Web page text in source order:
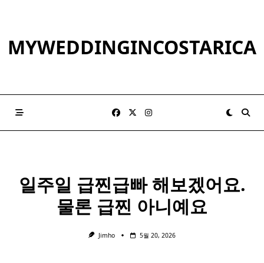
MYWEDDINGINCOSTARICA
일주일 급찐급빠 해보겠어요.
물론 급찐 아니예요
Jimho 5월 20, 2026